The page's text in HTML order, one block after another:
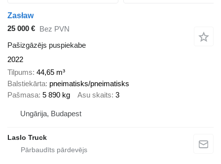
Zasław
25 000 € Bez PVN
Pašizgāzējs puspiekabe
2022
Tilpums 44,65 m³
Balstiekārta pneimatisks/pneimatisks
Pašmasa 5 890 kg Asu skaits 3
Ungārija, Budapest
Laslo Truck